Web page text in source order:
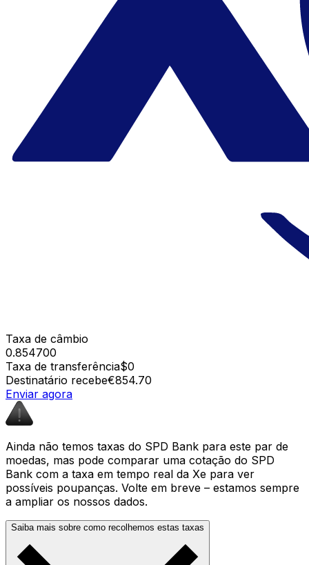
Taxa de câmbio
0.854700
Taxa de transferência$0
Destinatário recebe€854.70
Enviar agora
Ainda não temos taxas do SPD Bank para este par de
moedas, mas pode comparar uma cotação do SPD
Bank com a taxa em tempo real da Xe para ver
possíveis poupanças. Volte em breve – estamos sempre
a ampliar os nossos dados.
Saiba mais sobre como recolhemos estas taxas